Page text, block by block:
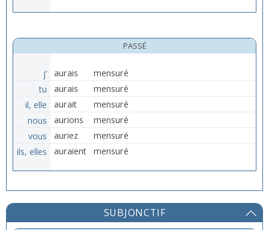
PASSÉ
j’ aurais
mensuré
tu
aurais
mensuré
il, elle
aurait
mensuré
nous
aurions
mensuré
vous
auriez
mensuré
ils, elles
auraient mensuré
SUBJONCTIF